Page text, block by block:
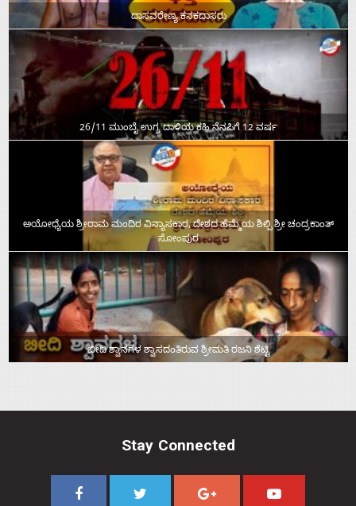
ದಾಸವರೇಣ್ಯ ಕನಕದಾಸರು
26/11 ಮುಂಬೈ ಉಗ್ರ ದಾಳಿಯ ಕಹಿ ನೆನಪಿಗೆ 12 ವರ್ಷ
ಅಯೋಧ್ಯೆಯ ಶ್ರೀರಾಮ ಮಂದಿರ ವಿನ್ಯಾಸಕಾರ, ದೇಶದ ಹೆಮ್ಮೆಯ ಶಿಲ್ಪಿ ಶ್ರೀ ಚಂದ್ರಕಾಂತ್‌
ಸೋಂಪುರ
ಬೀದಿ ಶ್ವಾನಗಳ ಶ್ವಾಸದಂತಿರುವ ಶ್ರೀಮತಿ ರಜನಿ ಶೆಟ್ಟಿ
Stay Connected